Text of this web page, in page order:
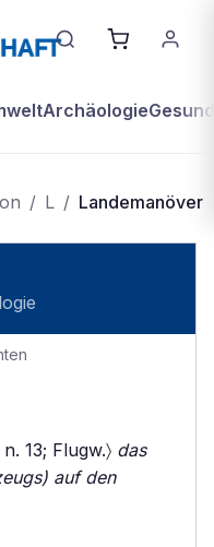
Archäologie
/ L / Landemanöver
n. 13; Flugw.〉 das
auf den